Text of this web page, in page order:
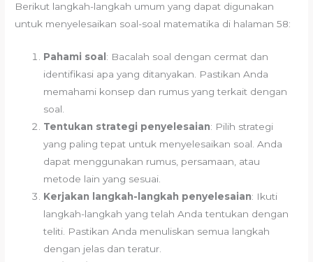
Berikut langkah-langkah umum yang dapat digunakan
untuk menyelesaikan soal-soal matematika di halaman 58:
Pahami soal : Bacalah soal dengan cermat dan
identifikasi apa yang ditanyakan. Pastikan Anda
memahami konsep dan rumus yang terkait dengan
soal.
Tentukan strategi penyelesaian: Pilih strategi
yang paling tepat untuk menyelesaikan soal. Anda
dapat menggunakan rumus, persamaan, atau
metode lain yang sesuai.
Kerjakan langkah-langkah penyelesaian: Ikuti
langkah-langkah yang telah Anda tentukan dengan
teliti. Pastikan Anda menuliskan semua langkah
dengan jelas dan teratur.